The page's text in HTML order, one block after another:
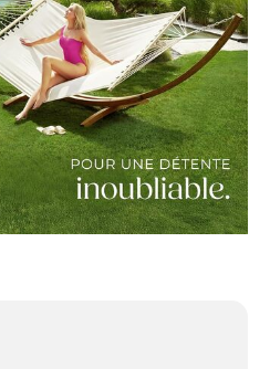
s'évader du quotidien.